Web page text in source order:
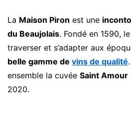
La Maison Piron est une
du Beaujolais. Fondé en 1590,
traverser et s’adapter aux
belle gamme de vins de qualité
ensemble la cuvée Saint Amour
2020.